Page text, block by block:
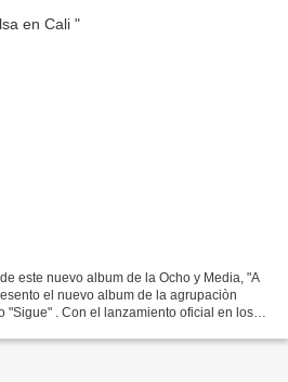
este nuevo album de la Ocho y Media, "A
el nuevo album de la agrupaciòn
"Sigue" . Con el lanzamiento oficial en los